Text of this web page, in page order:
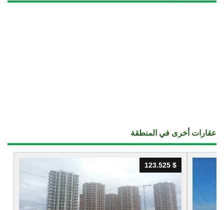
عقارات أخرى في المنطقة
123.525 $
123.525 $